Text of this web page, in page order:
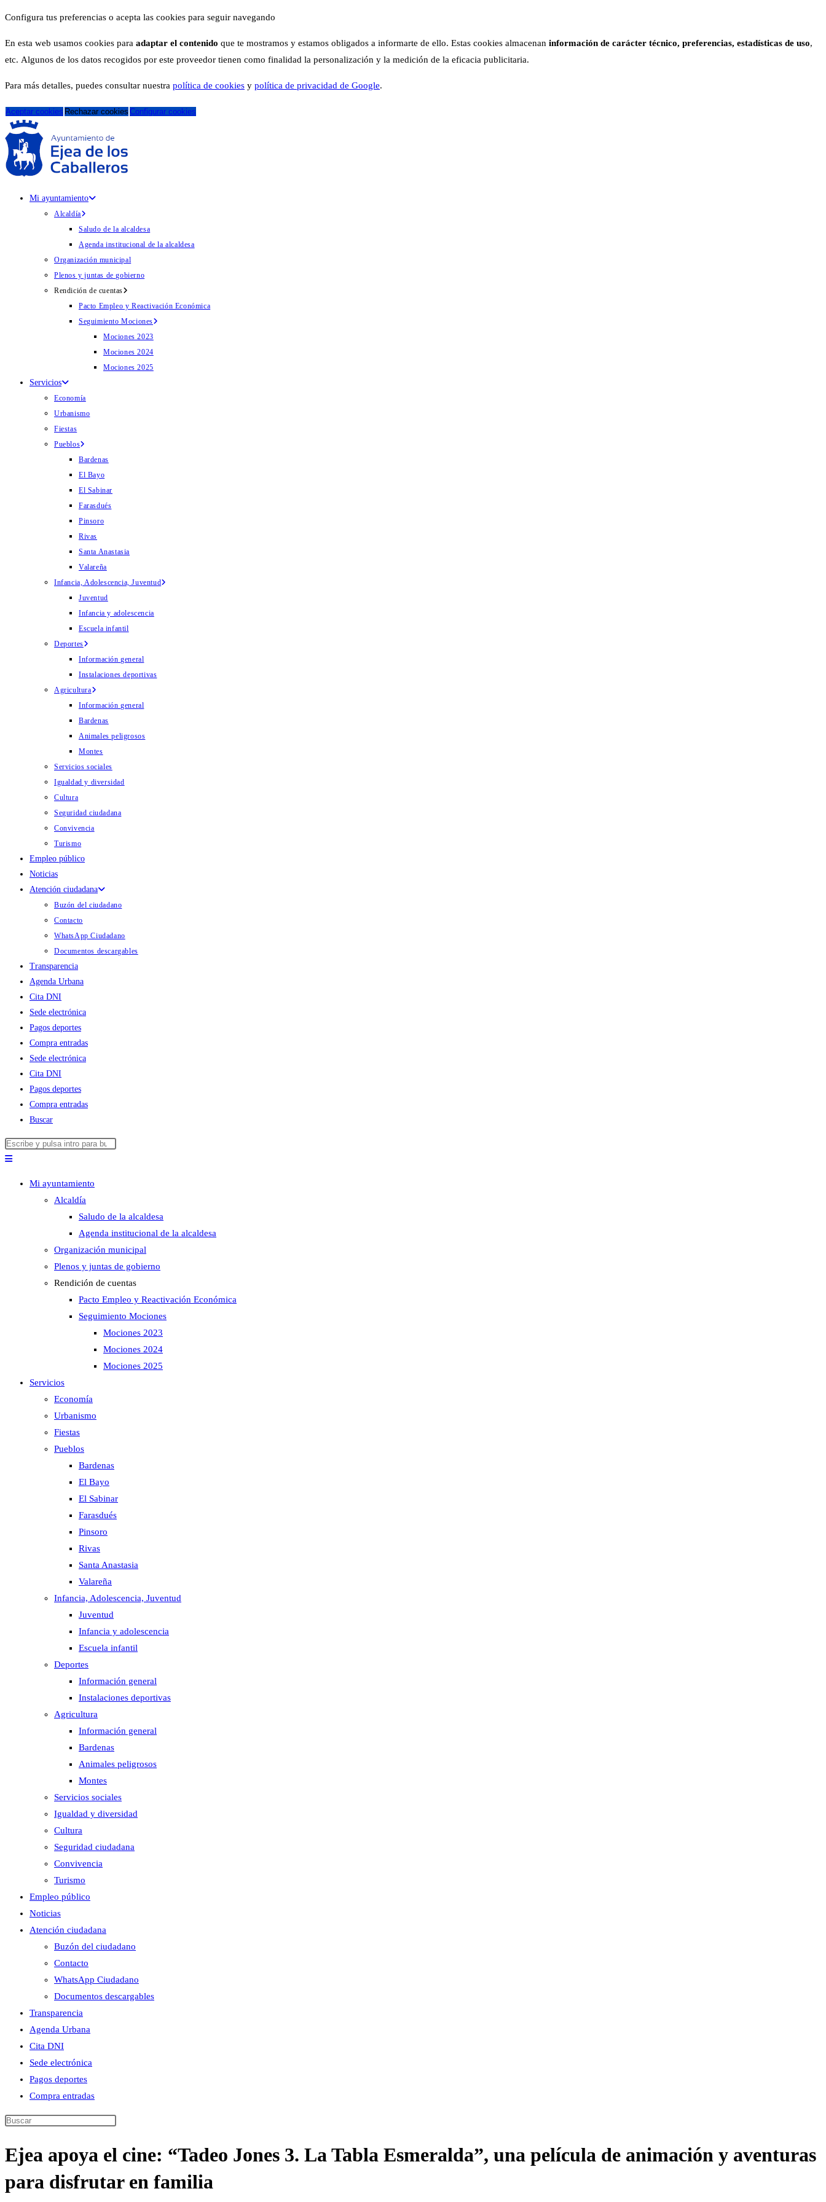
Configura tus preferencias o acepta las cookies para seguir navegando
En esta web usamos cookies para adaptar el contenido que te mostramos y estamos obligados a informarte de ello. Estas cookies almacenan información de carácter técnico, preferencias, estadísticas de uso,
etc. Algunos de los datos recogidos por este proveedor tienen como finalidad la personalización y la medición de la eficacia publicitaria.
Para más detalles, puedes consultar nuestra política de cookies y política de privacidad de Google.
Aceptar cookies Rechazar cookies Configurar cookies
Mi ayuntamiento
Alcaldía
Saludo de la alcaldesa
Agenda institucional de la alcaldesa
Organización municipal
Plenos y juntas de gobierno
Rendición de cuentas
Pacto Empleo y Reactivación Económica
Seguimiento Mociones
Mociones 2023
Mociones 2024
Mociones 2025
Servicios
Economía
Urbanismo
Fiestas
Pueblos
Bardenas
El Bayo
El Sabinar
Farasdués
Pinsoro
Rivas
Santa Anastasia
Valareña
Infancia, Adolescencia, Juventud
Juventud
Infancia y adolescencia
Escuela infantil
Deportes
Información general
Instalaciones deportivas
Agricultura
Información general
Bardenas
Animales peligrosos
Montes
Servicios sociales
Igualdad y diversidad
Cultura
Seguridad ciudadana
Convivencia
Turismo
Empleo público
Noticias
Atención ciudadana
Buzón del ciudadano
Contacto
WhatsApp Ciudadano
Documentos descargables
Transparencia
Agenda Urbana
Cita DNI
Sede electrónica
Pagos deportes
Compra entradas
Sede electrónica
Cita DNI
Pagos deportes
Compra entradas
Buscar
Buscar
en
panel
de
búsqueda.
Mi ayuntamiento
Alcaldía
Saludo de la alcaldesa
Agenda institucional de la alcaldesa
Organización municipal
Plenos y juntas de gobierno
Rendición de cuentas
Pacto Empleo y Reactivación Económica
Seguimiento Mociones
Mociones 2023
Mociones 2024
Mociones 2025
Servicios
Economía
Urbanismo
Fiestas
Pueblos
Bardenas
El Bayo
El Sabinar
Farasdués
Pinsoro
Rivas
Santa Anastasia
Valareña
Infancia, Adolescencia, Juventud
Juventud
Infancia y adolescencia
Escuela infantil
Deportes
Información general
Instalaciones deportivas
Agricultura
Información general
Bardenas
Animales peligrosos
Montes
Servicios sociales
Igualdad y diversidad
Cultura
Seguridad ciudadana
Convivencia
Turismo
Empleo público
Noticias
Atención ciudadana
Buzón del ciudadano
Contacto
WhatsApp Ciudadano
Documentos descargables
Transparencia
Agenda Urbana
Cita DNI
Sede electrónica
Pagos deportes
Compra entradas
Buscar
esta
web
Ejea apoya el cine: “Tadeo Jones 3. La Tabla Esmeralda”, una película de animación y aventuras
para disfrutar en familia